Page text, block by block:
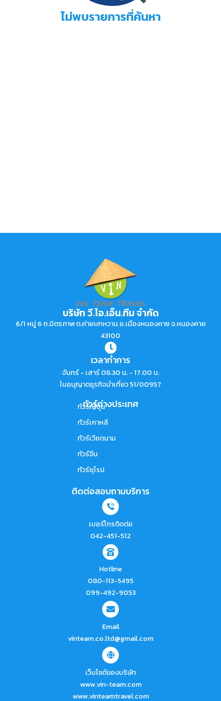
ไม่พบรายการที่ค้นหา
บริษัท วี.ไอ.เอ็น.ทีม จำกัด
6/1 หมู่ 6 ถ.มิตรภาพ ต.ค่ายบกหวาน อ.เมืองหนองคาย จ.หนองคาย
43100
เวลาทำการ
จันทร์ - เสาร์ 08.30 น. - 17.00 น.
ใบอนุญาตธุรกิจนำเที่ยว 51/00957
ทัวร์ต่างประเทศ
ทัวร์ญี่ปุ่น
ทัวร์เกาหลี
ทัวร์เวียดนาม
ทัวร์จีน
ทัวร์ยุโรป
ติดต่อสอบถามบริการ
เบอร์โทรติดต่อ
042-451-512
Hotline
080-113-5495
099-492-9053
Email
vinteam.co.ltd@gmail.com
เว็บไซต์ของบริษัท
www.vin-team.com
www.vinteamtravel.com